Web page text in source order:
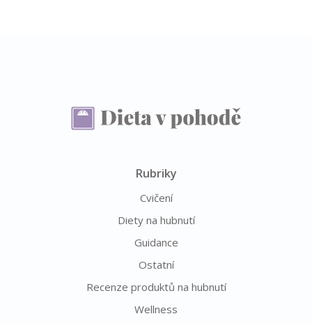
Rubriky
Cvičení
Diety na hubnutí
Guidance
Ostatní
Recenze produktů na hubnutí
Wellness